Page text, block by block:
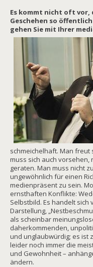
Es kommt nicht oft vor,
Geschehen so
gehen Sie mit Ihrer
schmeichelhaft. Man freut
muss sich auch vorsehen,
geraten. Man muss nicht
ungewöhnlich für einen
medienpräsent zu sein.
ernsthaften Konflikte:
Selbstbild. Es handelt sich
Darstellung,
als scheinbar
daherkommenden,
und unglaubwürdig; es ist
leider noch immer die
und Gewohnheit –
ändern.